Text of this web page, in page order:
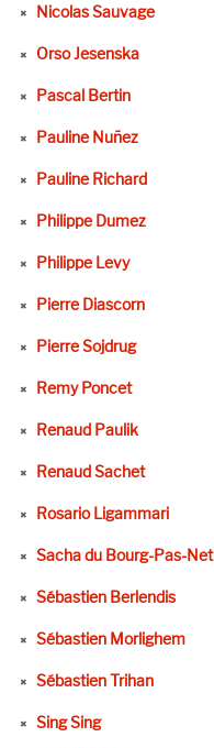
Nicolas Sauvage
Orso Jesenska
Pascal Bertin
Pauline Nuñez
Pauline Richard
Philippe Dumez
Philippe Levy
Pierre Diascorn
Pierre Sojdrug
Remy Poncet
Renaud Paulik
Renaud Sachet
Rosario Ligammari
Sacha du Bourg-Pas-Net
Sébastien Berlendis
Sébastien Morlighem
Sébastien Trihan
Sing Sing